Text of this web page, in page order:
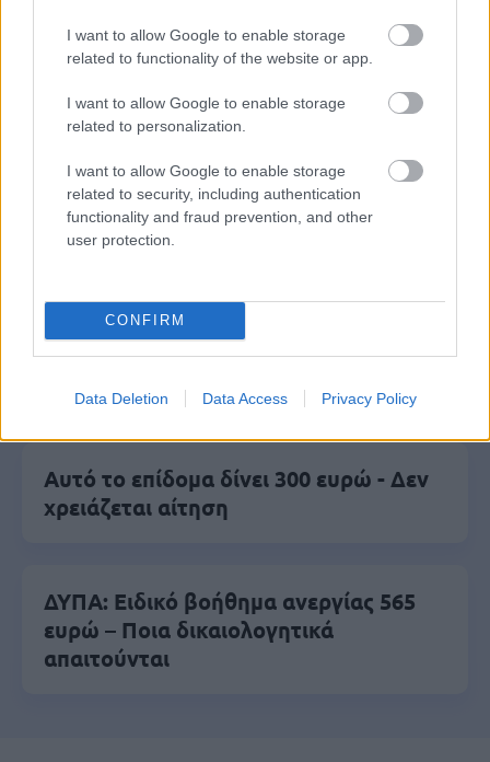
I want to allow Google to enable storage
related to functionality of the website or app.
I want to allow Google to enable storage
related to personalization.
I want to allow Google to enable storage
related to security, including authentication
functionality and fraud prevention, and other
user protection.
CONFIRM
Data Deletion Data Access Privacy Policy
Δημοφιλείς Ειδήσεις
Τουρισμός για Όλους 2026: Voucher
έως 600 ευρώ - Ποια ΑΦΜ παίρνουν
Σχολεία: 42 προσλήψεις καθαριστών
στον Δήμο Ηγουμενίτσας
Αυτό το επίδομα δίνει 300 ευρώ - Δεν
χρειάζεται αίτηση
ΔΥΠΑ: Ειδικό βοήθημα ανεργίας 565
ευρώ – Ποια δικαιολογητικά
απαιτούνται